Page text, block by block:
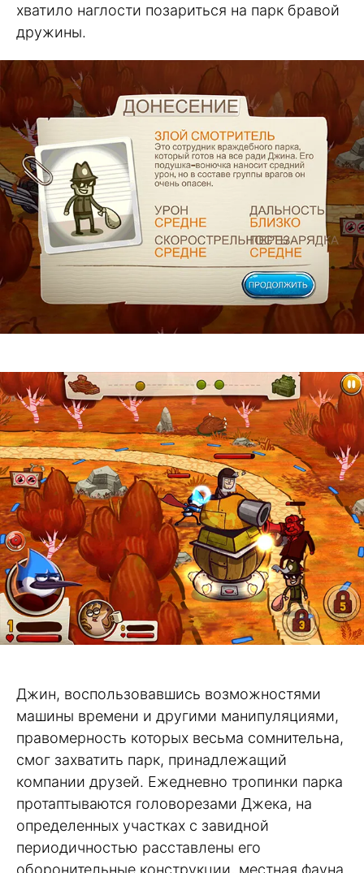
хватило наглости позариться на парк бравой
дружины.
Джин, воспользовавшись возможностями
машины времени и другими манипуляциями,
правомерность которых весьма сомнительна,
смог захватить парк, принадлежащий
компании друзей. Ежедневно тропинки парка
протаптываются головорезами Джека, на
определенных участках с завидной
периодичностью расставлены его
оборонительные конструкции, местная фауна